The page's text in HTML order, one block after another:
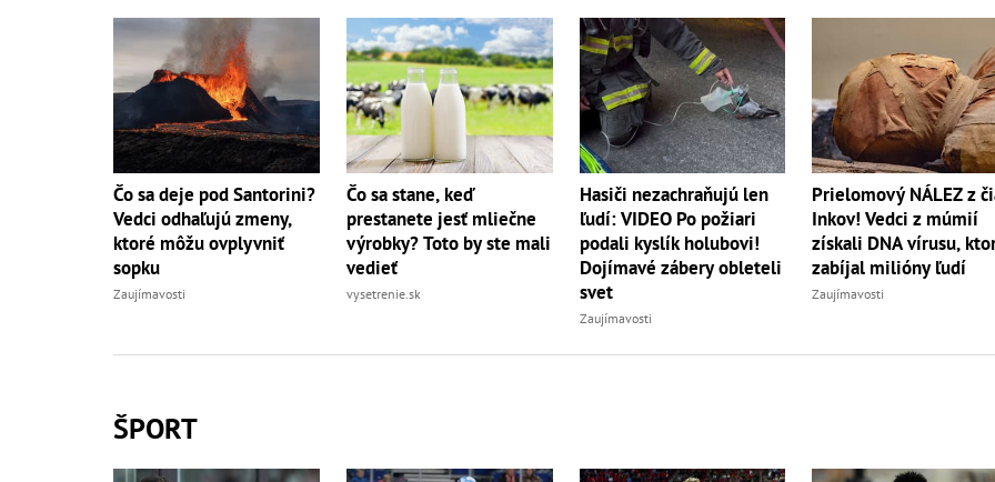
Čo sa deje pod Santorini?
Vedci odhaľujú zmeny,
ktoré môžu ovplyvniť
sopku
Zaujímavosti
Čo sa stane, keď
prestanete jesť mliečne
výrobky? Toto by ste mali
vedieť
vysetrenie.sk
Hasiči nezachraňujú len
ľudí: VIDEO Po požiari
podali kyslík holubovi!
Dojímavé zábery obleteli
svet
Zaujímavosti
Prielomový NÁLEZ z
Inkov! Vedci z múmií
získali DNA vírusu,
zabíjal milióny ľudí
Zaujímavosti
ŠPORT